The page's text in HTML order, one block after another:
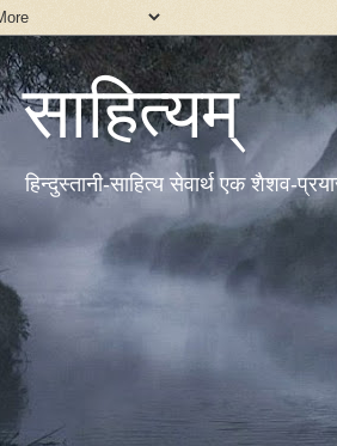
साहित्यम्
हिन्दुस्तानी-साहित्य सेवार्थ एक शैशव-